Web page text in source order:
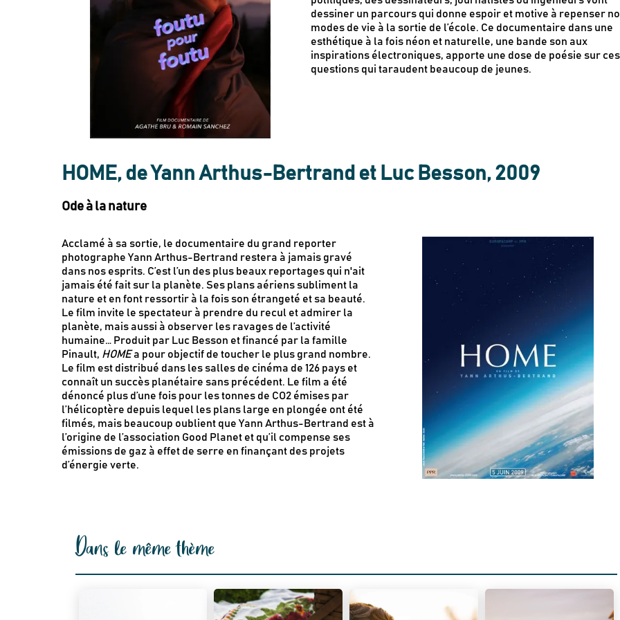
dessiner un parcours qui donne espoir et motive à repenser
modes de vie à la sortie de l’école. Ce documentaire dans une
esthétique à la fois néon et naturelle, une bande son aux
inspirations électroniques, apporte une dose de poésie sur ces
questions qui taraudent beaucoup de jeunes.
HOME, de Yann Arthus-Bertrand et Luc Besson, 2009
Ode à la nature
Acclamé à sa sortie, le documentaire du grand reporter
photographe Yann Arthus-Bertrand restera à jamais gravé
dans nos esprits. C’est l’un des plus beaux reportages qui n'ait
jamais été fait sur la planète. Ses plans aériens subliment la
nature et en font ressortir à la fois son étrangeté et sa beauté.
Le film invite le spectateur à prendre du recul et admirer la
planète, mais aussi à observer les ravages de l’activité
humaine… Produit par Luc Besson et financé par la famille
Pinault, HOMEa pour objectif de toucher le plus grand nombre.
Le film est distribué dans les salles de cinéma de 126 pays et
connaît un succès planétaire sans précédent. Le film a été
dénoncé plus d’une fois pour les tonnes de CO2 émises par
l’hélicoptère depuis lequel les plans large en plongée ont été
filmés, mais beaucoup oublient que Yann Arthus-Bertrand est à
l’origine de l’association Good Planet et qu’il compense ses
émissions de gaz à effet de serre en finançant des projets
d’énergie verte.
Dans le même thème